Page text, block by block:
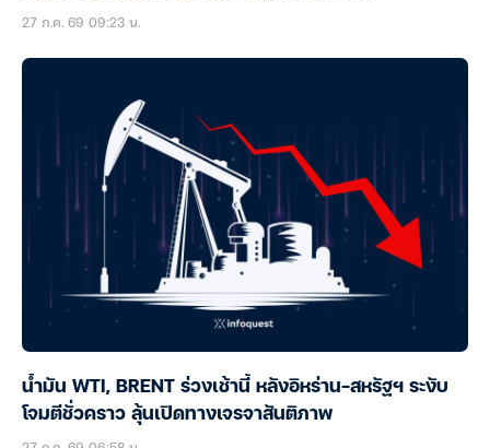
27 ก.ค. 69 09:23 น.
น้ำมัน WTI, BRENT ร่วงเช้านี้ หลังอิหร่าน-สหรัฐฯ ระงับ
โจมตีชั่วคราว ลุ้นเปิดทางเจรจาสันติภาพ